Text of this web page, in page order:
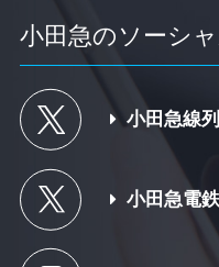
小田急のソーシ
小田急線
小田急電